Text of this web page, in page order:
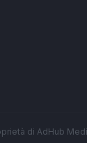
di AdHub